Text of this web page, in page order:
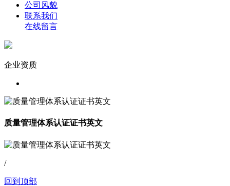
公司风貌
联系我们
在线留言
企业资质
质量管理体系认证证书英文
/
回到顶部